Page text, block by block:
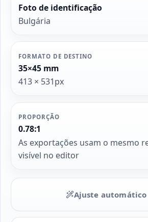
Foto de identificação
Bulgária
FORMATO DE DESTINO
35×45 mm
413 × 531px
PROPORÇÃO
0.78:1
As exportações usam o mesmo
visível no editor
Ajuste automático